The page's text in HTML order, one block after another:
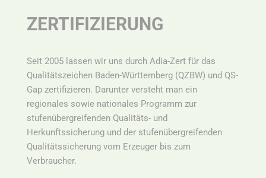
ZERTIFIZIERUNG
Seit 2005 lassen wir uns durch Adia-Zert für das
Qualitätszeichen Baden-Württemberg (QZBW) und QS-
Gap zertifizieren. Darunter versteht man ein
regionales sowie nationales Programm zur
stufenübergreifenden Qualitäts- und
Herkunftssicherung und der stufenübergreifenden
Qualitätssicherung vom Erzeuger bis zum
Verbraucher.